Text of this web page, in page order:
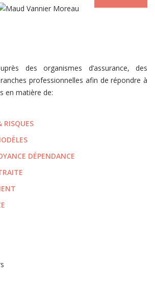
des organismes d’assurance, des
professionnelles afin de répondre à
en matière de:
RISQUES
DÉPENDANCE